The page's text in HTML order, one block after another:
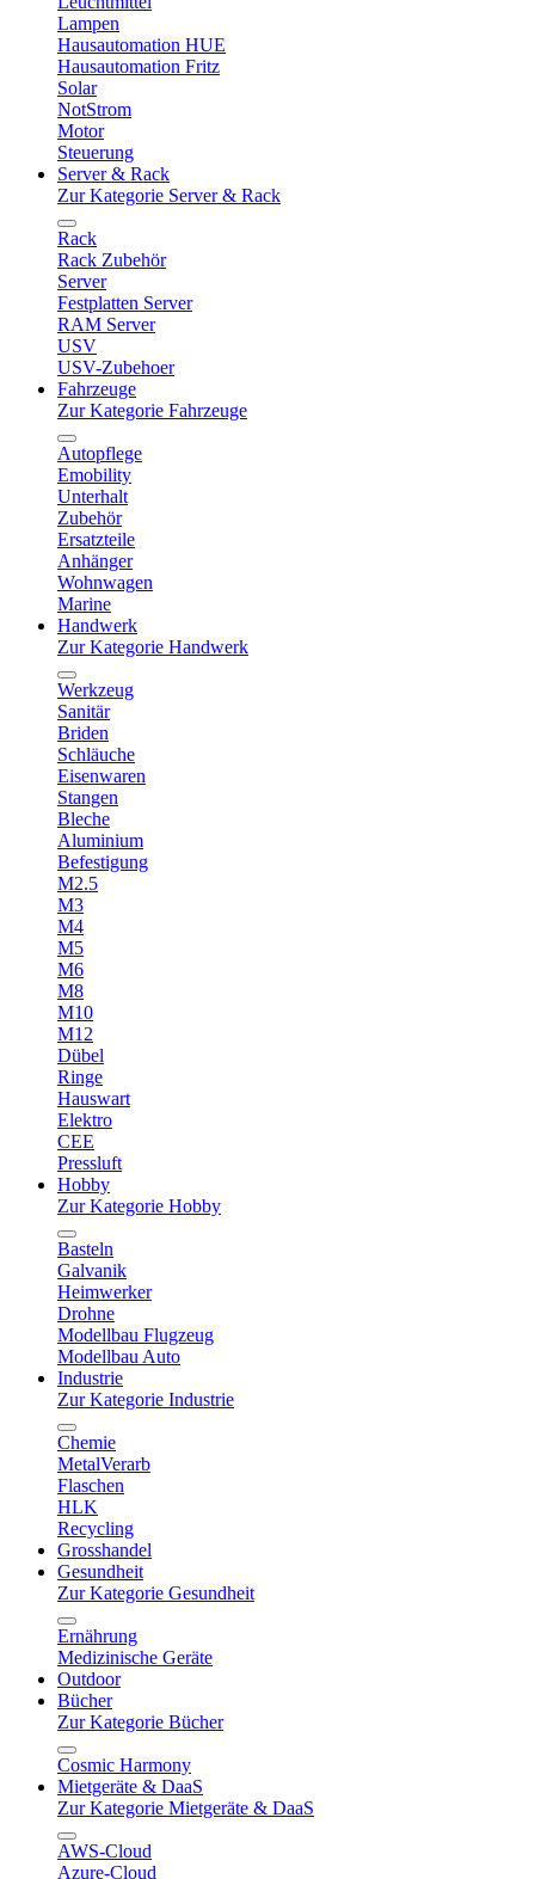
Lampen
Hausautomation HUE
Hausautomation Fritz
Solar
NotStrom
Motor
Steuerung
Server & Rack
Zur Kategorie Server & Rack
Rack
Rack Zubehör
Server
Festplatten Server
RAM Server
USV
USV-Zubehoer
Fahrzeuge
Zur Kategorie Fahrzeuge
Autopflege
Emobility
Unterhalt
Zubehör
Ersatzteile
Anhänger
Wohnwagen
Marine
Handwerk
Zur Kategorie Handwerk
Werkzeug
Sanitär
Briden
Schläuche
Eisenwaren
Stangen
Bleche
Aluminium
Befestigung
M2.5
M3
M4
M5
M6
M8
M10
M12
Dübel
Ringe
Hauswart
Elektro
CEE
Pressluft
Hobby
Zur Kategorie Hobby
Basteln
Galvanik
Heimwerker
Drohne
Modellbau Flugzeug
Modellbau Auto
Industrie
Zur Kategorie Industrie
Chemie
MetalVerarb
Flaschen
HLK
Recycling
Grosshandel
Gesundheit
Zur Kategorie Gesundheit
Ernährung
Medizinische Geräte
Outdoor
Bücher
Zur Kategorie Bücher
Cosmic Harmony
Mietgeräte & DaaS
Zur Kategorie Mietgeräte & DaaS
AWS-Cloud
Azure-Cloud